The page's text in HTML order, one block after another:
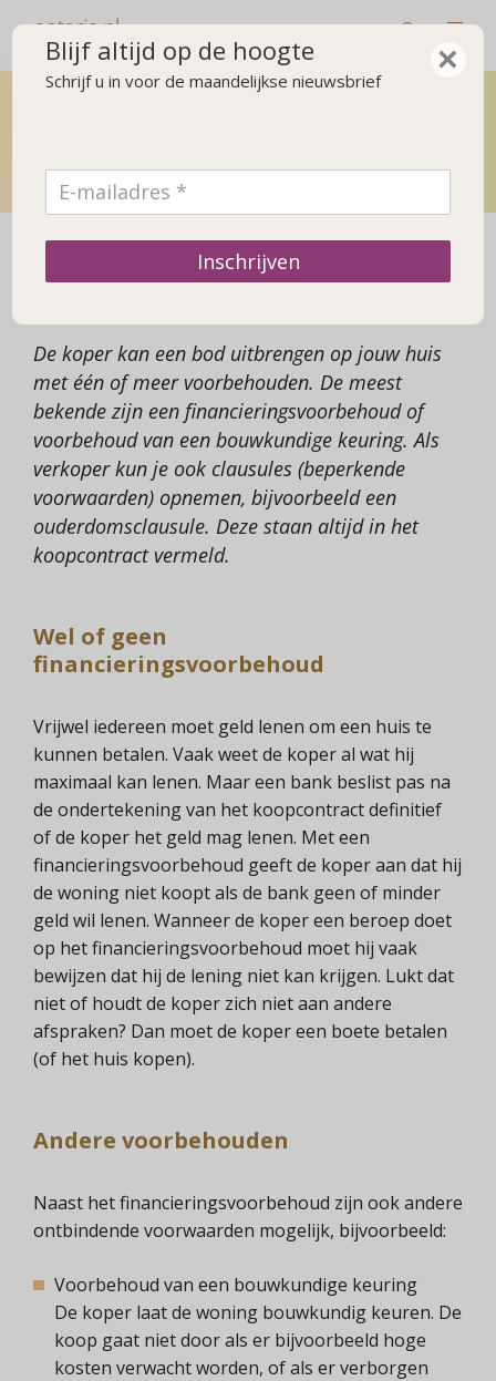
notaris.nl
Wat je moet weten als je een woning koopt, verkoopt of
erft. Of als je een mantelzorgwoning koopt.
Voorbehouden en beperkende
voorwaarden
De koper kan een bod uitbrengen op jouw huis
met één of meer voorbehouden. De meest
bekende zijn een financieringsvoorbehoud of
voorbehoud van een bouwkundige keuring. Als
verkoper kun je ook clausules (beperkende
voorwaarden) opnemen, bijvoorbeeld een
ouderdomsclausule. Deze staan altijd in het
koopcontract vermeld.
Wel of geen
financieringsvoorbehoud
Vrijwel iedereen moet geld lenen om een huis te
kunnen betalen. Vaak weet de koper al wat hij
maximaal kan lenen. Maar een bank beslist pas na
de ondertekening van het koopcontract definitief
of de koper het geld mag lenen. Met een
financieringsvoorbehoud geeft de koper aan dat hij
de woning niet koopt als de bank geen of minder
geld wil lenen. Wanneer de koper een beroep doet
op het financieringsvoorbehoud moet hij vaak
bewijzen dat hij de lening niet kan krijgen. Lukt dat
niet of houdt de koper zich niet aan andere
afspraken? Dan moet de koper een boete betalen
(of het huis kopen).
Andere voorbehouden
Naast het financieringsvoorbehoud zijn ook andere
ontbindende voorwaarden mogelijk, bijvoorbeeld:
Voorbehoud van een bouwkundige keuring
De koper laat de woning bouwkundig keuren. De
koop gaat niet door als er bijvoorbeeld hoge
kosten verwacht worden, of als er verborgen
×
Blijf altijd op de hoogte
Schrijf u in voor de maandelijkse nieuwsbrief
Inschrijven